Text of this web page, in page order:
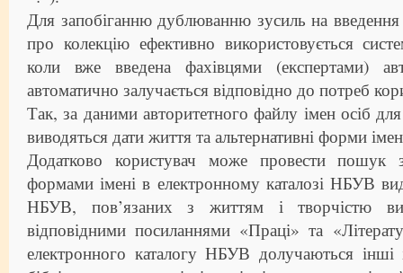
Для запобіганню дублюванню зусиль на введення
про колекцію ефективно використовується
коли вже введена фахівцями (експертами)
автоматично залучається відповідно до потреб
Так, за даними авторитетного файлу імен осіб для
виводяться дати життя та альтернативні форми
Додатково користувач може провести пошук
формами імені в електронному каталозі НБУВ
НБУВ, пов’язаних з життям і творчістю
відповідними посиланнями «Праці» та
електронного каталогу НБУВ долучаються інші